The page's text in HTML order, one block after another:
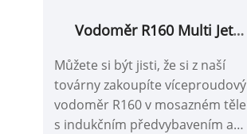
Vodoměr R160 Multi Jet
indukčním předvybaveným
Můžete si být jisti, že si z naší
továrny zakoupíte víceproudový
vodoměr R160 v mosazném těle
s indukčním předvybavením a